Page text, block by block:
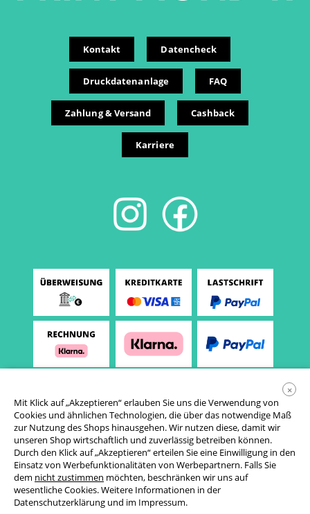
Kontakt Datencheck
Druckdatenanlage FAQ
Zahlung & Versand Cashback
Karriere
AGB
Datenschutzerklärung
×
Mit Klick auf „Akzeptieren“ erlauben Sie uns die Verwendung von
Cookies und ähnlichen Technologien, die über das notwendige Maß
zur Nutzung des Shops hinausgehen. Wir nutzen diese, damit wir
unseren Shop wirtschaftlich und zuverlässig betreiben können.
Durch den Klick auf „Akzeptieren“ erteilen Sie eine Einwilligung in den
Einsatz von Werbefunktionalitäten von Werbepartnern. Falls Sie
dem nicht zustimmen möchten, beschränken wir uns auf
wesentliche Cookies. Weitere Informationen in der
Datenschutzerklärung und im Impressum.